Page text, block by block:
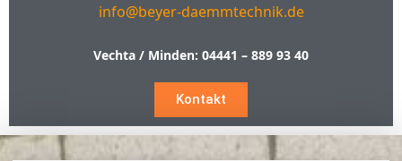
info@beyer-daemmtechnik.de
Vechta / Minden: 04441 – 889 93 40
Kontakt